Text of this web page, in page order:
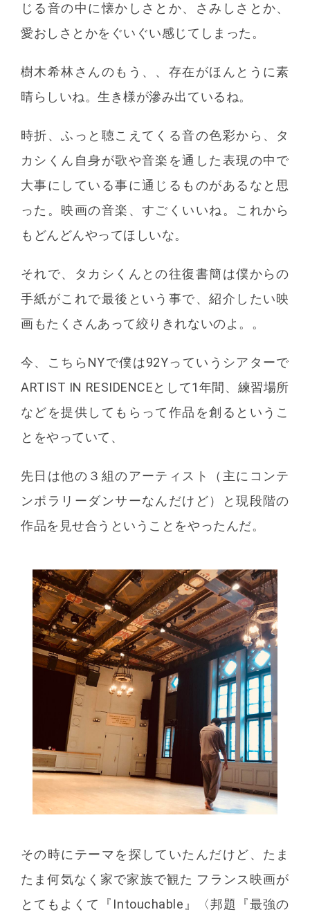
じる音の中に懐かしさとか、さみしさとか、
愛おしさとかをぐいぐい感じてしまった。
樹木希林さんのもう、、存在がほんとうに素
晴らしいね。生き様が滲み出ているね。
時折、ふっと聴こえてくる音の色彩から、タ
カシくん自身が歌や音楽を通した表現の中で
大事にしている事に通じるものがあるなと思
った。映画の音楽、すごくいいね。これから
もどんどんやってほしいな。
それで、タカシくんとの往復書簡は僕からの
手紙がこれで最後という事で、紹介したい映
画もたくさんあって絞りきれないのよ。。
今、こちらNYで僕は92Yっていうシアターで
ARTIST IN RESIDENCEとして1年間、練習場所
などを提供してもらって作品を創るというこ
とをやっていて、
先日は他の３組のアーティスト（主にコンテ
ンポラリーダンサーなんだけど）と現段階の
作品を見せ合うということをやったんだ。
その時にテーマを探していたんだけど、たま
たま何気なく家で家族で観た フランス映画が
とてもよくて『Intouchable』〈邦題『最強の